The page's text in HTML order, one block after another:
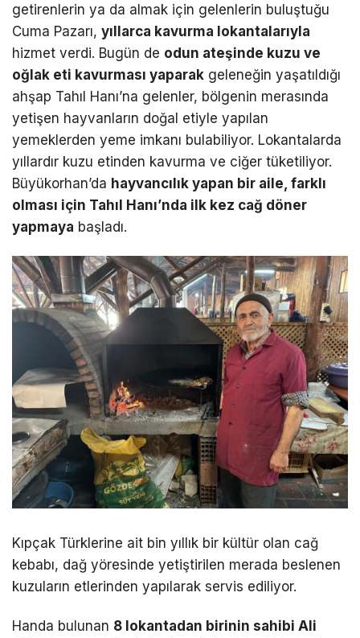
getirenlerin ya da almak için gelenlerin buluştuğu
Cuma Pazarı, yıllarca kavurma lokantalarıyla
hizmet verdi. Bugün de odun ateşinde kuzu ve
oğlak eti kavurması yaparak geleneğin yaşatıldığı
ahşap Tahıl Hanı’na gelenler, bölgenin merasında
yetişen hayvanların doğal etiyle yapılan
yemeklerden yeme imkanı bulabiliyor. Lokantalarda
yıllardır kuzu etinden kavurma ve ciğer tüketiliyor.
Büyükorhan’da hayvancılık yapan bir aile, farklı
olması için Tahıl Hanı’nda ilk kez cağ döner
yapmaya başladı.
Kıpçak Türklerine ait bin yıllık bir kültür olan cağ
kebabı, dağ yöresinde yetiştirilen merada beslenen
kuzuların etlerinden yapılarak servis ediliyor.
Handa bulunan 8 lokantadan birinin sahibi Ali